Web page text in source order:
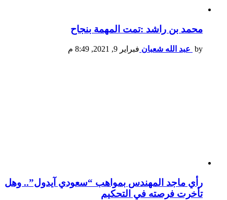
محمد بن راشد :تمت المهمة بنجاح
by عبد الله شعبان فبراير 9, 2021, 8:49 م
رأي ماجد المهندس بمواهب “سعودي آيدول”.. وهل
تأخرت فرصته في التحكيم